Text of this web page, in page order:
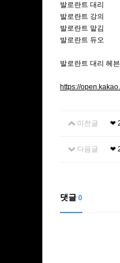
발로란트 대리
발로란트 강의
발로란트 맡김
발로란트 듀오
발로란트 대리 헤
https://
이전글 ❤
다음글 ❤
댓글 0